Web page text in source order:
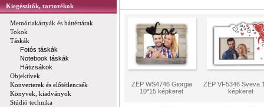
Kiegészítők, tartozékok
Memóriakártyák és háttértárak
Tokok
Táskák
Fotós táskák
Notebook táskák
Hátizsákok
Objektívek
Konverterek és előtétlencsék
Könyvek, kiadványok
Stúdió technika
ZEP WS4746 Giorgia
10*15 képkeret
ZEP VF5346 Sveva
képkeret